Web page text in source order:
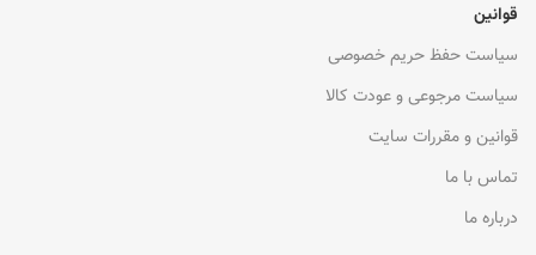
قوانین
سیاست حفظ حریم خصوصی
سیاست مرجوعی و عودت کالا
قوانین و مقررات سایت
تماس با ما
درباره ما